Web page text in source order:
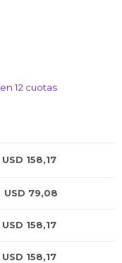
12 cuotas
USD 158,17
USD 79,08
USD 158,17
USD 158,17